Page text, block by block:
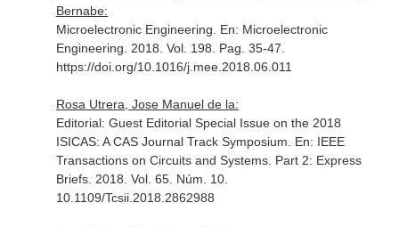
Bernabe:
Microelectronic Engineering. En: Microelectronic
Engineering . 2018. Vol. 198. Pag. 35-47.
https://doi.org/10.1016/j.mee.2018.06.011
Rosa Utrera, Jose Manuel de la:
Editorial: Guest Editorial Special Issue on the 2018
ISICAS: A CAS Journal Track Symposium. En: IEEE
Transactions on Circuits and Systems. Part 2: Express
Briefs. 2018. Vol. 65. Núm. 10.
10.1109/Tcsii.2018.2862988